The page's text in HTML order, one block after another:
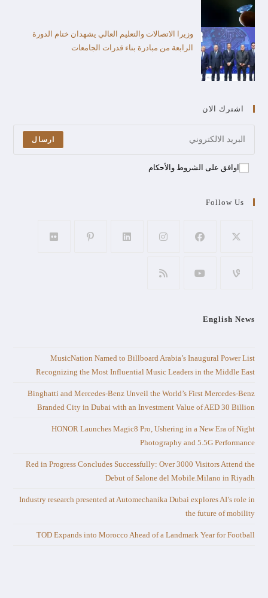
وزيرا الاتصالات والتعليم العالي يشهدان ختام الدورة
الرابعة من مبادرة بناء قدرات الجامعات
اشترك الان
ارسال
اوافق على الشروط والأحكام
Follow Us
English News
MusicNation Named to Billboard Arabia’s Inaugural Power List
Recognizing the Most Influential Music Leaders in the Middle East
Binghatti and Mercedes-Benz Unveil the World’s First Mercedes-Benz
Branded City in Dubai with an Investment Value of AED 30 Billion
HONOR Launches Magic8 Pro, Ushering in a New Era of Night
Photography and 5.5G Performance
Red in Progress Concludes Successfully: Over 3000 Visitors Attend the
Debut of Salone del Mobile.Milano in Riyadh
Industry research presented at Automechanika Dubai explores AI’s role in
the future of mobility
TOD Expands into Morocco Ahead of a Landmark Year for Football